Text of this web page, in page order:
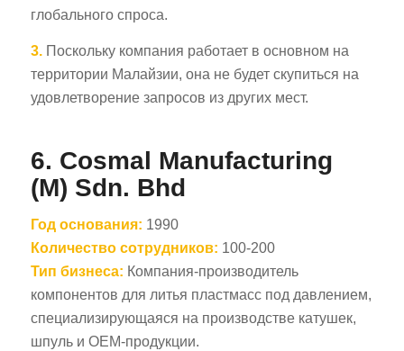
глобального спроса.
3.Поскольку компания работает в основном на
территории Малайзии, она не будет скупиться на
удовлетворение запросов из других мест.
6. Cosmal Manufacturing
(M) Sdn. Bhd
Год основания: 1990
Количество сотрудников: 100-200
Тип бизнеса: Компания-производитель
компонентов для литья пластмасс под давлением,
специализирующаяся на производстве катушек,
шпуль и OEM-продукции.